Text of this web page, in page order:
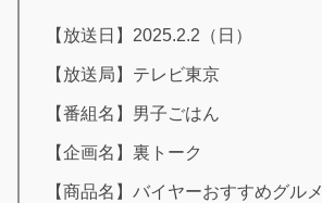
【放送日】2025.2.2（日）
【放送局】テレビ東京
【番組名】男子ごはん
【企画名】裏トーク
【商品名】バイヤーおすすめグルメ